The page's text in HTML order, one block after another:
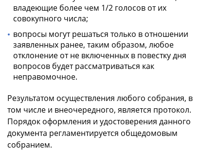
владеющие более чем 1/2 голосов от их
совокупного числа;
вопросы могут решаться только в отношении
заявленных ранее, таким образом, любое
отклонение от не включенных в повестку дня
вопросов будет рассматриваться как
неправомочное.
Результатом осуществления любого собрания, в
том числе и внеочередного, является протокол.
Порядок оформления и удостоверения данного
документа регламентируется общедомовым
собранием.